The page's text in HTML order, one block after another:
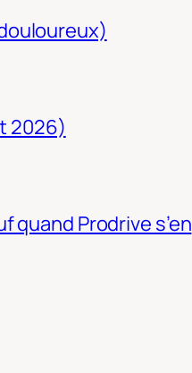
2026)
quand Prodrive s’en